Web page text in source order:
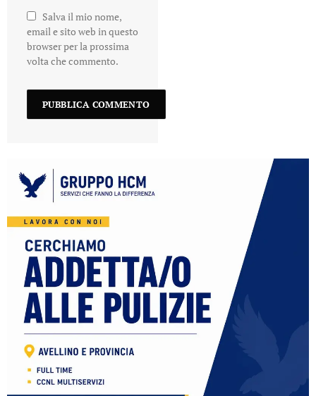
Salva il mio nome,
email e sito web in questo
browser per la prossima
volta che commento.